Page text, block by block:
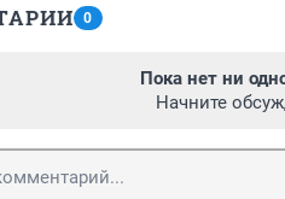
0
Пока нет ни
Начните